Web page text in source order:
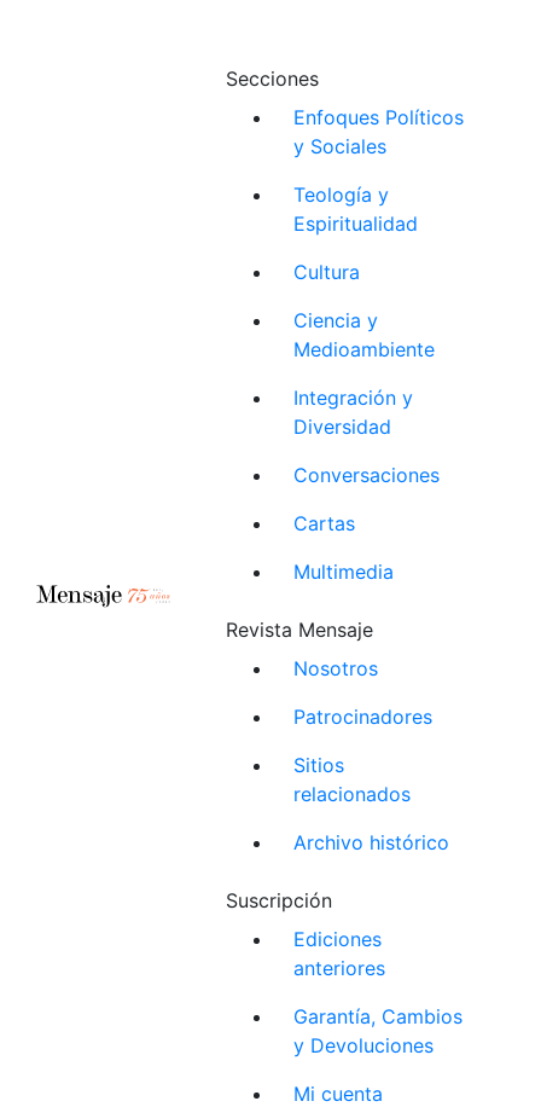
Secciones
Enfoques Políticos
y Sociales
Teología y
Espiritualidad
Cultura
Ciencia y
Medioambiente
Integración y
Diversidad
Conversaciones
Cartas
Multimedia
Revista Mensaje
Nosotros
Patrocinadores
Sitios
relacionados
Archivo histórico
Suscripción
Ediciones
anteriores
Garantía, Cambios
y Devoluciones
Mi cuenta